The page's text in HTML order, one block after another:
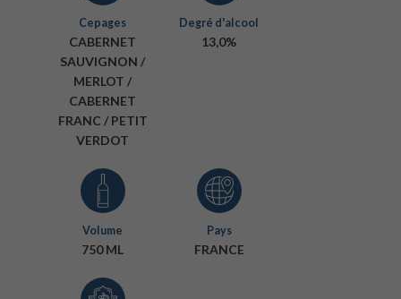
Cepages
CABERNET
SAUVIGNON /
MERLOT /
CABERNET
FRANC / PETIT
VERDOT
Degré d'alcool
13,0%
Volume
750 ML
Pays
FRANCE